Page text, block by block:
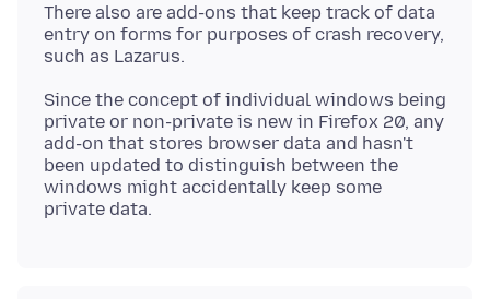
There also are add-ons that keep track of data
entry on forms for purposes of crash recovery,
Since the concept of individual windows being
private or non-private is new in Firefox 20, any
add-on that stores browser data and hasn't
been updated to distinguish between the
windows might accidentally keep some